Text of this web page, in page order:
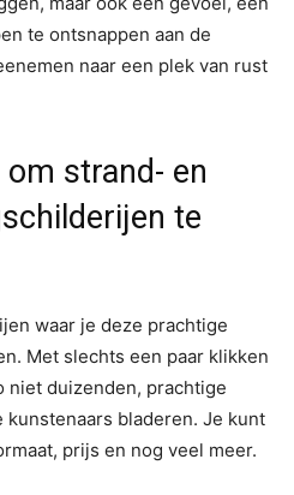
te ontsnappen aan de
naar een plek van rust
strand- en
te
waar je deze prachtige
Met slechts een paar klikken
niet duizenden, prachtige
bladeren. Je kunt
prijs en nog veel meer.